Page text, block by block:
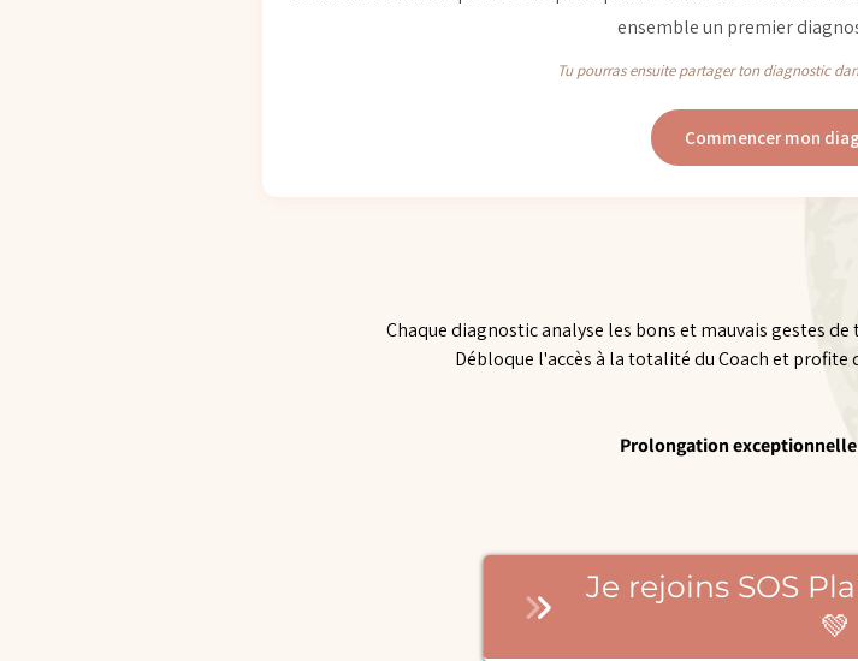
ensemble un premier
Tu pourras ensuite partager ton diagnostic
Commencer mon
Chaque diagnostic analyse les bons et mauvais gestes
Débloque l'accès à la totalité du Coach et
Prolongation
Je rejoins SOS
💚